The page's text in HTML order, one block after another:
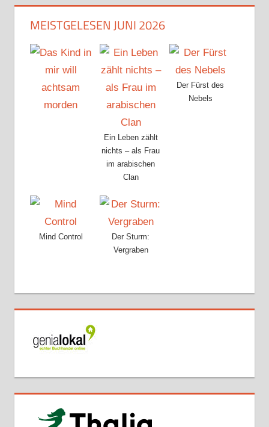
MEISTGELESEN JUNI 2026
Ein Leben zählt
nichts – als Frau
im arabischen
Clan
Der Fürst des
Nebels
Mind Control
Der Sturm:
Vergraben